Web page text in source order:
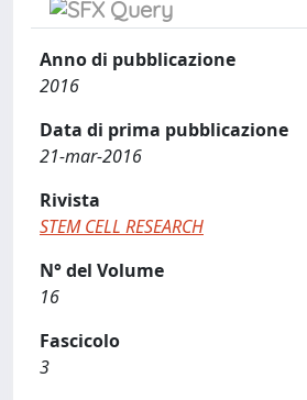
Anno di pubblicazione
2016
Data di prima pubblicazione
21-mar-2016
Rivista
STEM CELL RESEARCH
N° del Volume
16
Fascicolo
3